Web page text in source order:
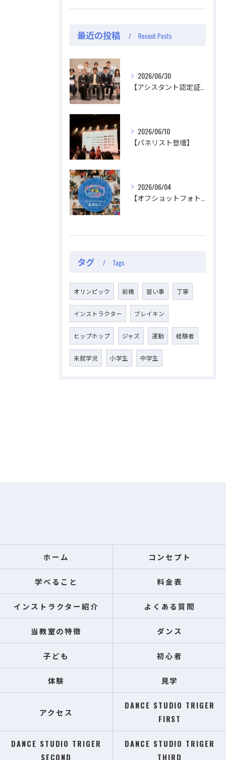
最近の投稿 Recent Posts
2026/06/30
2026/06/10
【パネリスト登壇】
2026/06/04
タグ Tags
オリンピック 前橋 習い事 丁寧
インストラクター ブレイキン
ヒップホップ ジャズ 運動 経験者
未就学児 小学生 中学生
ホーム コンセプト
学べること 料金表
インストラクター紹介 よくある質問
当教室の特徴 ダンス
子ども 初心者
体験 見学
アクセス
DANCE STUDIO TRIGER
FIRST
DANCE STUDIO TRIGER
SECOND
DANCE STUDIO TRIGER
THIRD
公式ラジオ番組「ダンスのとなり」スタート！ スタ
公式ラジオ番組「ダンスのとなり」スタート！ スタ